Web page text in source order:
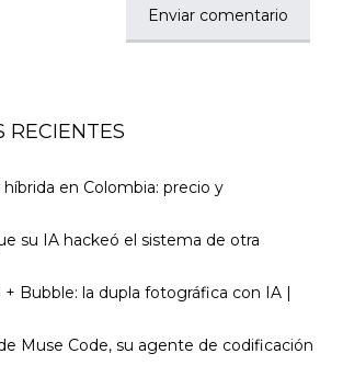
RECIENTES
en Colombia: precio y
su IA hackeó el sistema de otra
+ Bubble: la dupla fotográfica con IA |
Muse Code, su agente de codificación